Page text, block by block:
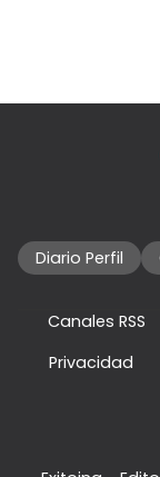
Diario Perfil
Canales RSS
Privacidad